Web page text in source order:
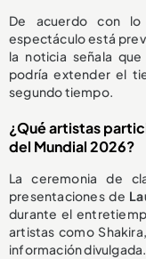
De acuerdo con
espectáculo está
la noticia señala
podría extender el
segundo tiempo.
¿Qué artistas
del Mundial 2026?
La ceremonia de
presentaciones de
durante el
artistas como
información divulgada.